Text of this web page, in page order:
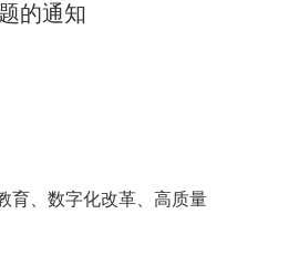
的通知
育、数字化改革、高质量